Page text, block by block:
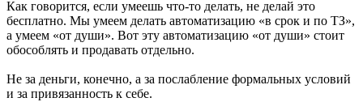
Как говорится, если умеешь что-то делать, не делай это
бесплатно. Мы умеем делать автоматизацию «в срок и по ТЗ»,
а умеем «от души». Вот эту автоматизацию «от души» стоит
обособлять и продавать отдельно.
Не за деньги, конечно, а за послабление формальных условий
и за привязанность к себе.